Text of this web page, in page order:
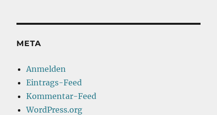
META
Anmelden
Eintrags-Feed
Kommentar-Feed
WordPress.org